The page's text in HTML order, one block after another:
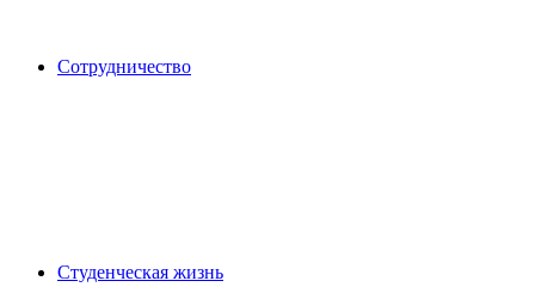
Сотрудничество
Студенческая жизнь